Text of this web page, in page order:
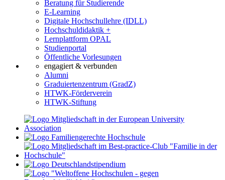
Beratung für Studierende
E-Learning
Digitale Hochschullehre (IDLL)
Hochschuldidaktik +
Lernplattform OPAL
Studienportal
Öffentliche Vorlesungen
engagiert & verbunden
Alumni
Graduiertenzentrum (GradZ)
HTWK-Förderverein
HTWK-Stiftung